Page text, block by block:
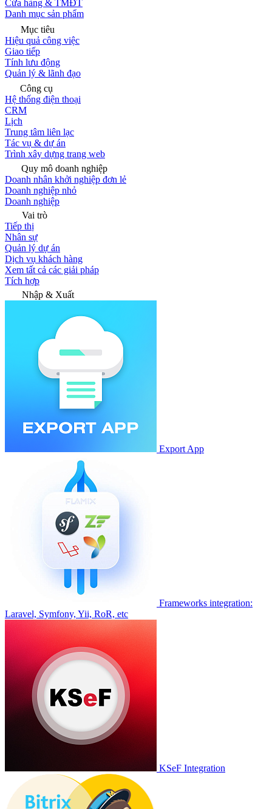
Cửa hàng & TMĐT
Danh mục sản phẩm
Mục tiêu
Hiệu quả công việc
Giao tiếp
Tính lưu động
Quản lý & lãnh đạo
Công cụ
Hệ thống điện thoại
CRM
Lịch
Trung tâm liên lạc
Tác vụ & dự án
Trình xây dựng trang web
Quy mô doanh nghiệp
Doanh nhân khởi nghiệp đơn lẻ
Doanh nghiệp nhỏ
Doanh nghiệp
Vai trò
Tiếp thị
Nhân sự
Quản lý dự án
Dịch vụ khách hàng
Xem tất cả các giải pháp
Tích hợp
Nhập & Xuất
Export App
Frameworks integration:
Laravel, Symfony, Yii, RoR, etc
KSeF Integration